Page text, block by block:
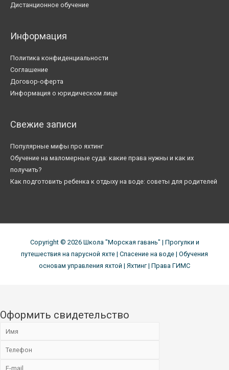
Дистанционное обучение
Информация
Политика конфиденциальности
Соглашение
Договор-оферта
Информация о юридическом лице
Свежие записи
Популярные мифы про яхтинг
Обучение на маломерные суда: какие права нужны и как их
получить?
Как подготовить ребенка к отдыху на воде: советы для родителей
Copyright © 2026 Школа "Морская гавань" | Прогулки и
путешествия на парусной яхте | Спасение на воде | Обучения
основам управления яхтой | Яхтинг | Права ГИМС
Оформить свидетельство